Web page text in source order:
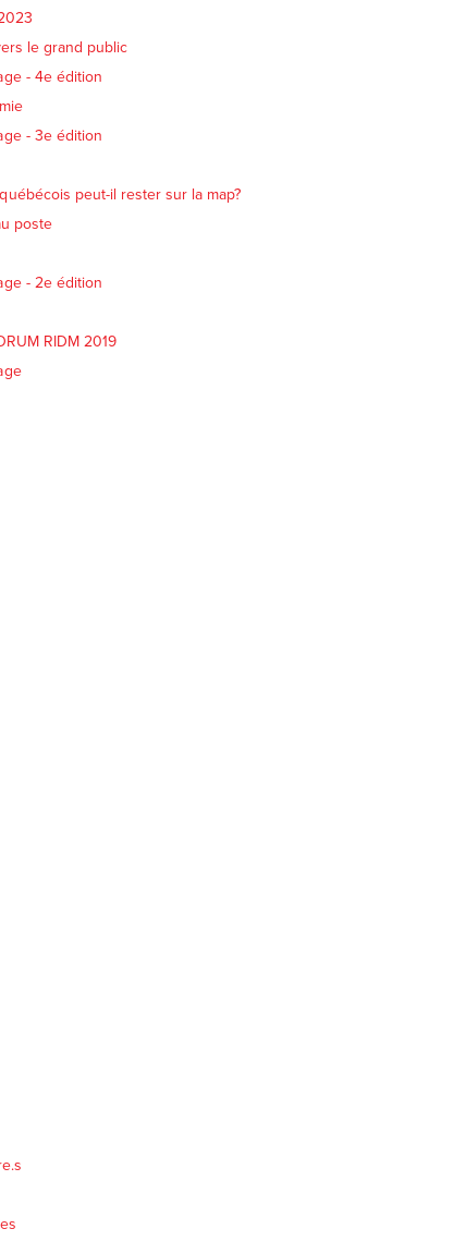
le grand public
- 4e édition
- 3e édition
peut-il rester sur la map?
poste
- 2e édition
RIDM 2019